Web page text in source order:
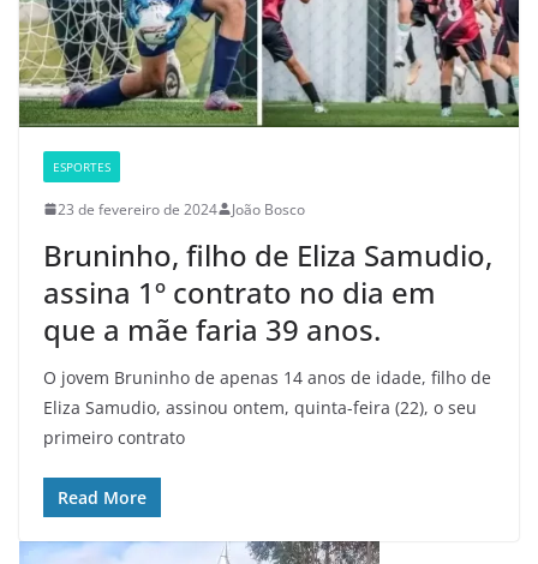
ESPORTES
23 de fevereiro de 2024 João Bosco
Bruninho, filho de Eliza Samudio,
assina 1º contrato no dia em
que a mãe faria 39 anos.
O jovem Bruninho de apenas 14 anos de idade, filho de
Eliza Samudio, assinou ontem, quinta-feira (22), o seu
primeiro contrato
Read More